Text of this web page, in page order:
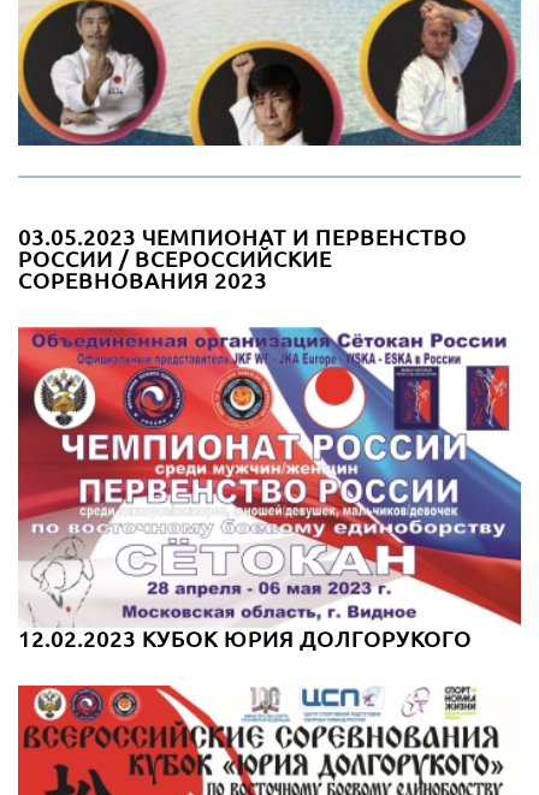
03.05.2023 ЧЕМПИОНАТ И ПЕРВЕНСТВО
РОССИИ / ВСЕРОССИЙСКИЕ
СОРЕВНОВАНИЯ 2023
12.02.2023 КУБОК ЮРИЯ ДОЛГОРУКОГО